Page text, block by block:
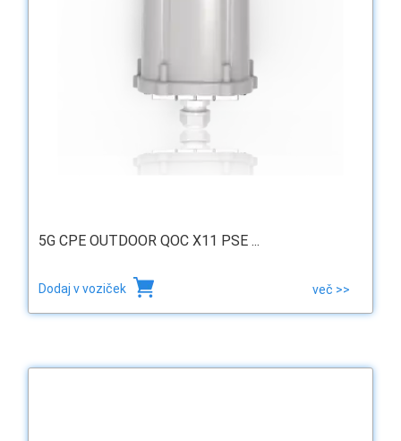
5G CPE OUTDOOR QOC X11 PSE ...
Dodaj v voziček več >>